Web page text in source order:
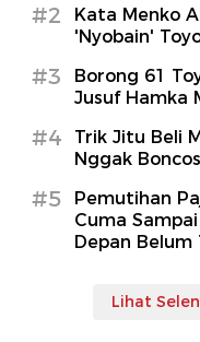
#2
Kata Menko
'Nyobain'
#3
Borong 61
Jusuf Hamka
#4
Trik Jitu Beli
Nggak Boncos
#5
Pemutihan
Cuma
Depan Belum
Lihat